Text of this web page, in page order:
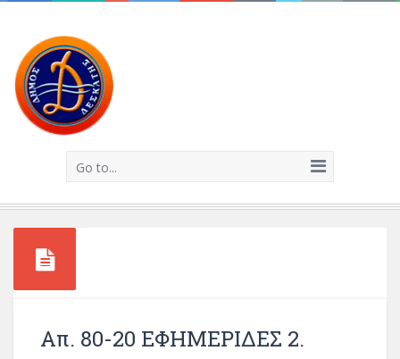
Go to...
Απ. 80-20 ΕΦΗΜΕΡΙΔΕΣ 2.